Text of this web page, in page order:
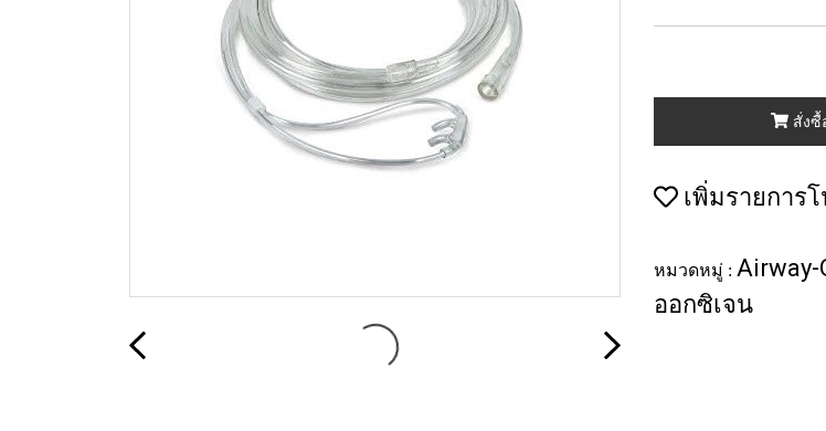
สั่งซื้
เพิ่มรายการ
หมวดหมู่ : Airway-
ออกซิเจน